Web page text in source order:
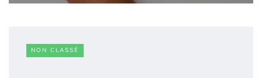
NON CLASSÉ